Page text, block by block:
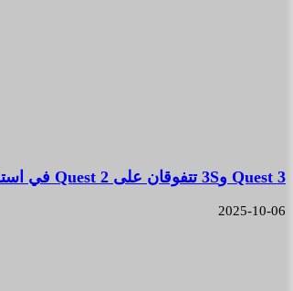
Quest 3 و3S تتفوقان على Quest 2 في استخدام SteamVR
2025-10-06